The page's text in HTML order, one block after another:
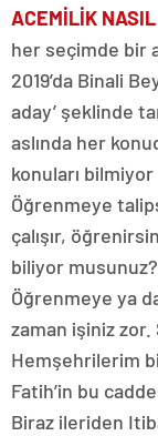
ACEMİLİK
her seçimde bir
2019’da Binali
aday’ şeklinde
aslında her
konuları
Öğrenmeye
çalışır,
biliyor
Öğrenmeye ya
zaman işiniz zor.
Hemşehrilerim
Fatih’in bu
Biraz ileriden